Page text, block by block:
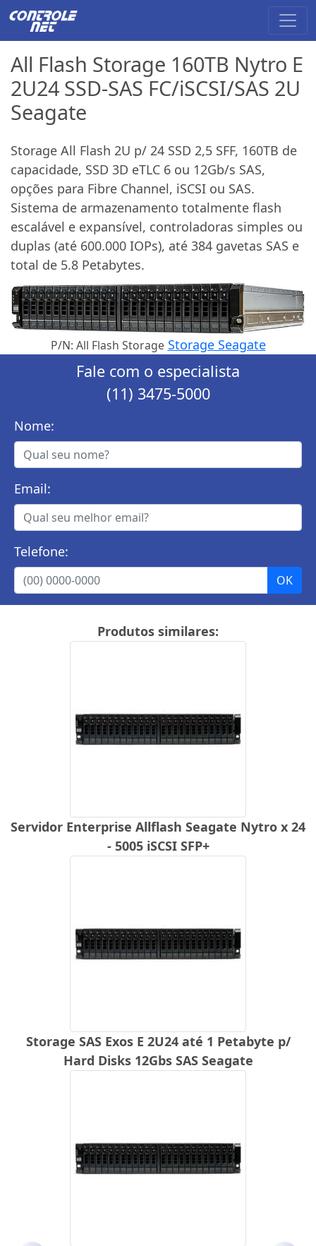
All Flash Storage 160TB Nytro E
2U24 SSD-SAS FC/iSCSI/SAS 2U
Seagate
Storage All Flash 2U p/ 24 SSD 2,5 SFF, 160TB de
capacidade, SSD 3D eTLC 6 ou 12Gb/s SAS,
opções para Fibre Channel, iSCSI ou SAS.
Sistema de armazenamento totalmente flash
escalável e expansível, controladoras simples ou
duplas (até 600.000 IOPs), até 384 gavetas SAS e
total de 5.8 Petabytes.
P/N: All Flash Storage Storage Seagate
Fale com o especialista
(11) 3475-5000
Nome:
Email:
Telefone:
Produtos similares:
Servidor Enterprise Allflash Seagate Nytro x 24
- 5005 iSCSI SFP+
Storage SAS Exos E 2U24 até 1 Petabyte p/
Hard Disks 12Gbs SAS Seagate